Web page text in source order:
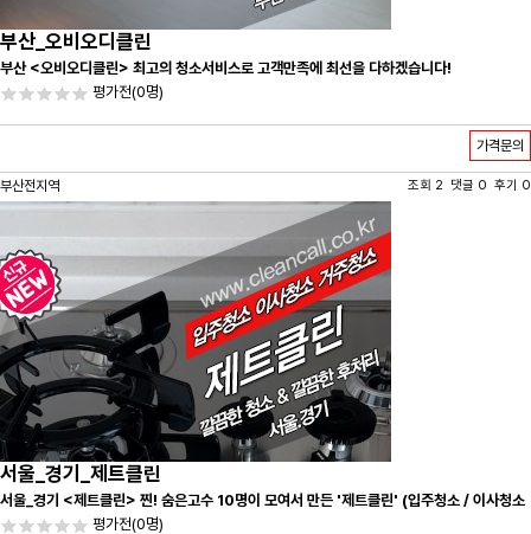
부산_오비오디클린
부산 <오비오디클린> 최고의 청소서비스로 고객만족에 최선을 다하겠습니다!
평가전(0명)
가격문의
부산전지역 조회 2 댓글 0 후기 0
서울_경기_제트클린
서울_경기 <제트클린> 찐! 숨은고수 10명이 모여서 만든 '제트클린' (입주청소 / 이사청소
/ 줄눈시공) 항상 꼼꼼하게 친절하게 응대하겠습니다^-^
평가전(0명)